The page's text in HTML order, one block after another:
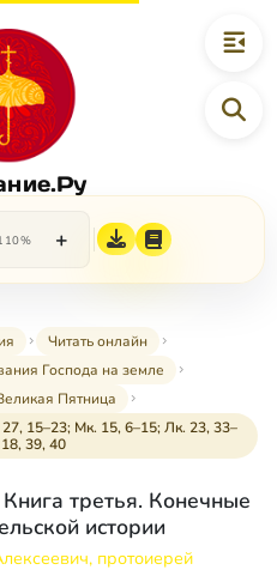
+
Читать онлайн
Господа на земле
Пятница
15–23; Мк. 15, 6–15; Лк. 23, 33–
39, 40
третья. Конечные
истории
протоиерей